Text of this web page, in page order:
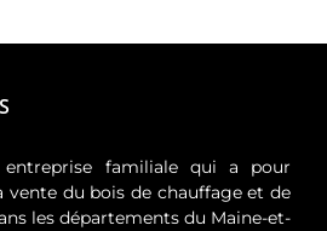
familiale qui a pour
vente du bois de chauffage et de
les départements du Maine-et-